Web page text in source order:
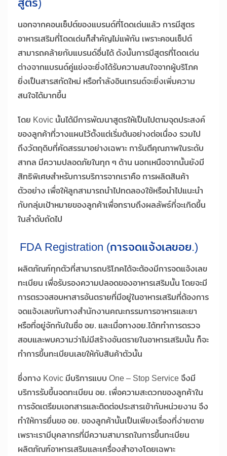
นอกจากคอนเซ็ปต์ของแบรนด์ที่โดดเด่นแล้ว การมีสูตร
อาหารเสริมที่โดดเด่นก็สำคัญไม่แพ้กัน เพราะคอนเซ็ปต์
สามารถคล้ายกับแบรนด์อื่นได้ ดังนั้นการมีสูตรที่โดดเด่น
ต่างจากแบรนด์คู่แข่งจะยิ่งได้รับความสนใจจากผู้บริโภค
ยิ่งเป็นสารสกัดใหม่ หรือกำลังอินเทรนด์จะยิ่งเพิ่มความ
สนใจได้มากขึ้น
โดย Kovic นั้นได้มีการพัฒนาสูตรให้เป็นไปตามจุดประสงค์
ของลูกค้าที่วางแผนไว้ตั้งแต่เริ่มต้นอย่างต่อเนื่อง รวมไป
ถึงวัตถุดิบที่คัดสรรมาอย่างเฉพาะ การันตีคุณภาพในระดับ
สากล มีความปลอดภัยในทุก ๆ ด้าน นอกเหนือจากนั้นยังมี
สิทธิพิเศษสำหรับการบริการจากเราคือ การผลิตสินค้า
ตัวอย่าง เพื่อให้ลูกสามารถนำไปทดลองใช้หรือนำไปแนะนำ
กับกลุ่มเป้าหมายของลูกค้าเพื่อทราบถึงผลลัพธ์ที่จะเกิดขึ้น
ในลำดับถัดไป
FDA Registration (การจดแจ้งเลขอย.)
ผลิตภัณฑ์ทุกตัวที่สามารถบริโภคได้จะต้องมีการจดแจ้งเลข
ทะเบียน เพื่อรับรองความปลอดของอาหารเสริมนั้น โดยจะมี
การตรวจสอบหาสารอันตรายที่มีอยู่ในอาหารเสริมที่ต้องการ
จดแจ้งเลขกับทางสำนักงานคณะกรรมการอาหารและยา
หรือที่อยู่จักกันในชื่อ อย. และเมื่อทางอย.ได้ททำการตรวจ
สอบและพบความว่าไม่มีสร้างอันตรายในอาหารเสริมนั้น ก็จะ
ทำการขึ้นทะเบียนเลขให้กับสินค้าตัวนั้น
ซึ่งทาง Kovic มีบริการแบบ One – Stop Service จึงมี
บริการรับขึ้นจดทะเบียน อย. เพื่อความสะดวกของลูกค้าใน
การจัดเตรียมเอกสารและติดต่อประสารเข้ากับหน่วยงาน จึง
ทำให้การยื่นขอ อย. ของลูกค้านั้นเป็นเพียงเรื่องที่ง่ายดาย
เพราะเรามีบุคลากรที่มีความสามารถในการขึ้นทะเบียน
ผลิตภัณฑ์อาหารเสริมและเครื่องสำอางโดยเฉพาะ